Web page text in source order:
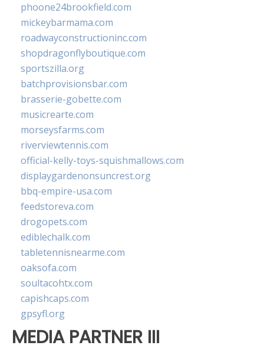
phoone24brookfield.com
mickeybarmama.com
roadwayconstructioninc.com
shopdragonflyboutique.com
sportszilla.org
batchprovisionsbar.com
brasserie-gobette.com
musicrearte.com
morseysfarms.com
riverviewtennis.com
official-kelly-toys-squishmallows.com
displaygardenonsuncrest.org
bbq-empire-usa.com
feedstoreva.com
drogopets.com
ediblechalk.com
tabletennisnearme.com
oaksofa.com
soultacohtx.com
capishcaps.com
gpsyfl.org
MEDIA PARTNER III